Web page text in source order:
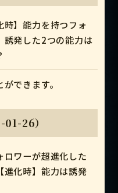
時】能力を持つフォ
誘発した2つの能力は
できます。
26）
ロワーが超進化した
進化時】能力は誘発